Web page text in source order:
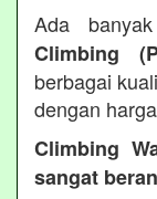
Ada
Climbing
berbagai
dengan
Climbing
sangat